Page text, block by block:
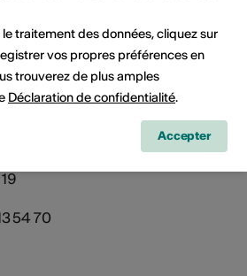
Occident
54 70
le traitement des données, cliquez sur
vos propres préférences en
trouverez de plus amples
Déclaration de confidentialité.
Accepter